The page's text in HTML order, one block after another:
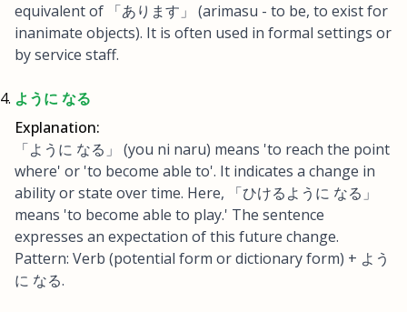
equivalent of 「あります」 (arimasu - to be, to exist for
inanimate objects). It is often used in formal settings or
by service staff.
ように なる
Explanation:
「ように なる」 (you ni naru) means 'to reach the point
where' or 'to become able to'. It indicates a change in
ability or state over time. Here, 「ひけるように なる」
means 'to become able to play.' The sentence
expresses an expectation of this future change.
Pattern: Verb (potential form or dictionary form) + よう
に なる.